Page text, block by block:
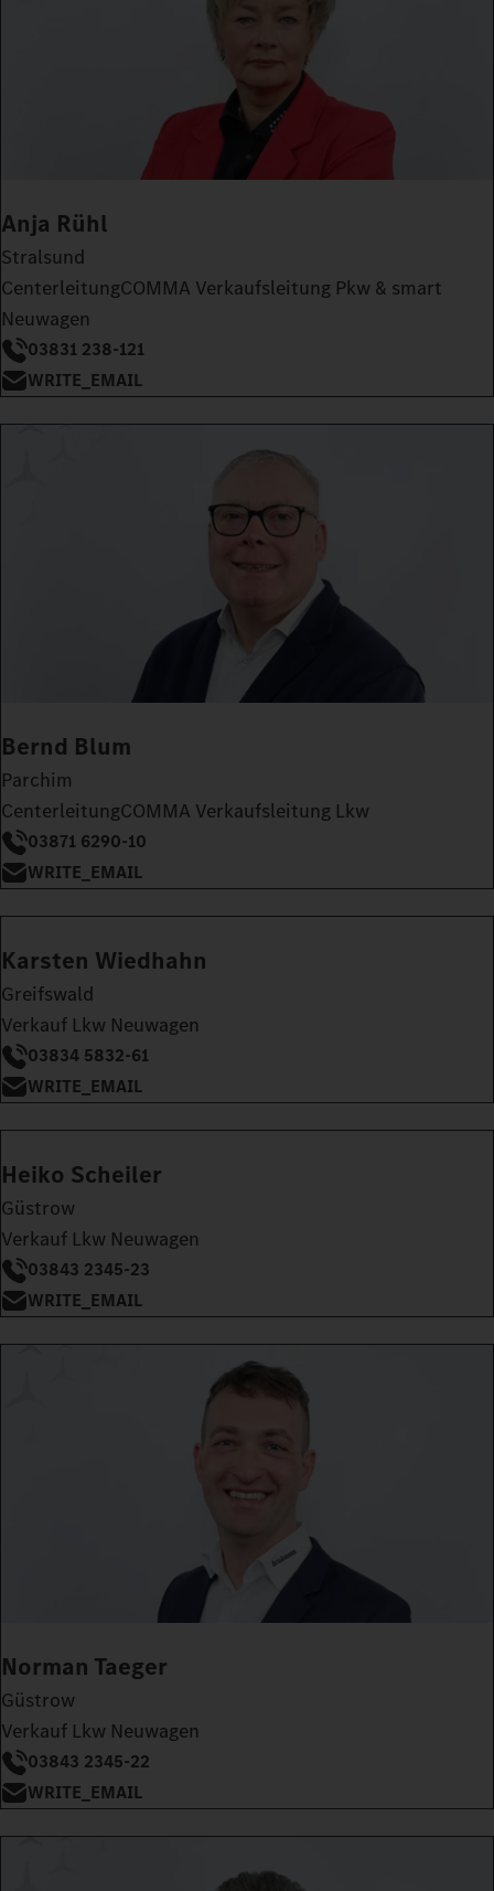
Anja Rühl
Stralsund
CenterleitungCOMMA Verkaufsleitung Pkw & smart
Neuwagen
03831 238-121
WRITE_EMAIL
Bernd Blum
Parchim
CenterleitungCOMMA Verkaufsleitung Lkw
03871 6290-10
WRITE_EMAIL
Karsten Wiedhahn
Greifswald
Verkauf Lkw Neuwagen
03834 5832-61
WRITE_EMAIL
Heiko Scheiler
Güstrow
Verkauf Lkw Neuwagen
03843 2345-23
WRITE_EMAIL
Norman Taeger
Güstrow
Verkauf Lkw Neuwagen
03843 2345-22
WRITE_EMAIL